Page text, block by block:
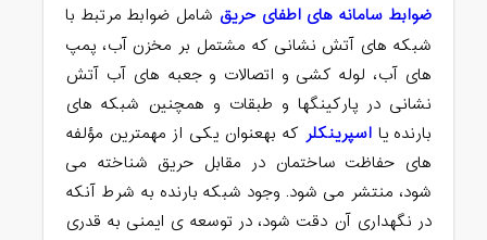
ضوابط سامانه های اطفای حریق شامل ضوابط مرتبط با
شبکه های آتش نشانی که مشتمل بر مخزن آب، پمپ
های آب، لوله کشی و اتصالات و جعبه های آب آتش
نشانی در پارکینگها و طبقات و همچنین شبکه های
بارنده یا اسپرینکلر که بهعنوان یکی از مهمترین مؤلفه
های حفاظت ساختمان در مقابل حریق شناخته می
شود، منتشر می شود. وجود شبکه بارنده به شرط آنکه
در نگهداری آن دقت شود، در توسعه ی ایمنی به قدری